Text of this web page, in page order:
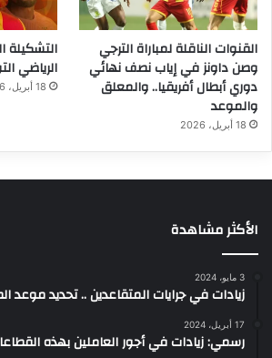
القنوات الناقلة لمباراة الترجي
وصن داونز في إياب نصف نهائي
دوري أبطال أفريقيا.. والمعلق
والموعد
18 أبريل، 2026
التشكيلة
الرياضي
18 أبريل، 2026
الأكثر مشاهدة
3 مايو، 2024
زيادات في جرايات المتقاعدين .. تحديد موعد
17 أبريل، 2024
رسمي: زيادات في أجور العاملين بهذه